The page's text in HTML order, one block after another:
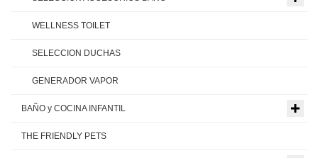
WELLNESS TOILET
SELECCION DUCHAS
GENERADOR VAPOR
BAÑO y COCINA INFANTIL
THE FRIENDLY PETS